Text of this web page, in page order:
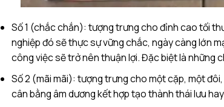
Số 1 (chắc chắn): tượng trưng cho đỉnh cao tối
nghiệp đó sẽ thực sự vững chắc, ngày càng lớn
công việc sẽ trở nên thuận lợi. Đặc biệt là những
Số 2 (mãi mãi): tượng trưng cho một cặp, một
cân bằng âm dương kết hợp tạo thành thái lưu